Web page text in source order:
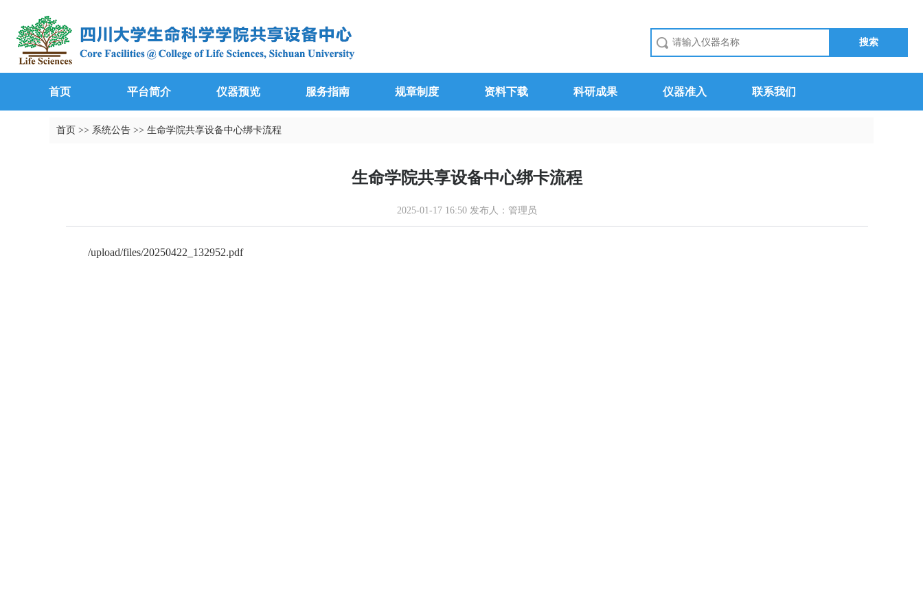
首页 平台简介 仪器预览 服务指南 规章制度 资料下载 科研成果 仪器准入 联系我们
首页 >> 系统公告 >> 生命学院共享设备中心绑卡流程
生命学院共享设备中心绑卡流程
2025-01-17 16:50 发布人：管理员
/upload/files/20250422_132952.pdf